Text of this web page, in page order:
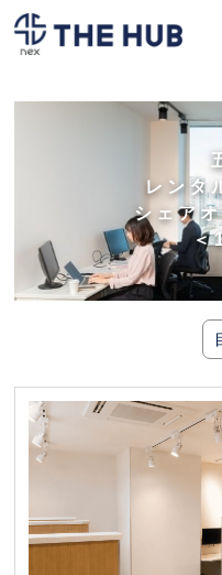
お申込
よ
人
レンタ
シェア
＜
NEW
キャンペーン